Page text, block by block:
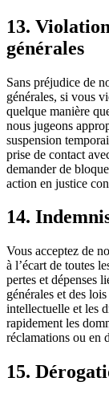
13.
générales
Sans préjudice de
générales, si vous
quelque manière
nous jugeons
suspension
prise de contact
demander de
action en justice
14.
Vous acceptez de
à l’écart de toutes
pertes et dépenses
générales et des
intellectuelle et les
rapidement les
réclamations ou en
15.